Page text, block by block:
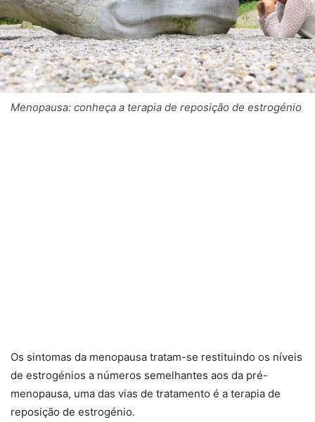
Menopausa: conheça a terapia de reposição de estrogénio
Os sintomas da menopausa tratam-se restituindo os níveis
de estrogénios a números semelhantes aos da pré-
menopausa, uma das vias de tratamento é a terapia de
reposição de estrogénio.